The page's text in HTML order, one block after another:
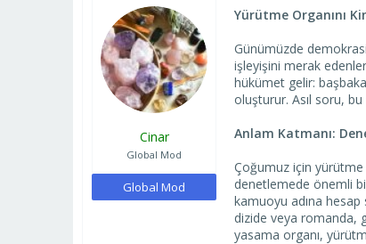
b
a
ş
a
n
g
ı
ç
t
a
i
h
Cinar
Global Mod
Global Mod
Yürütme Organını
Günümüzde
işleyişini merak
hükümet gelir:
oluşturur. Asıl soru,
Anlam Katmanı:
Çoğumuz için yürütme
denetlemede önemli
kamuoyu adına
dizide veya romanda,
yasama organı,